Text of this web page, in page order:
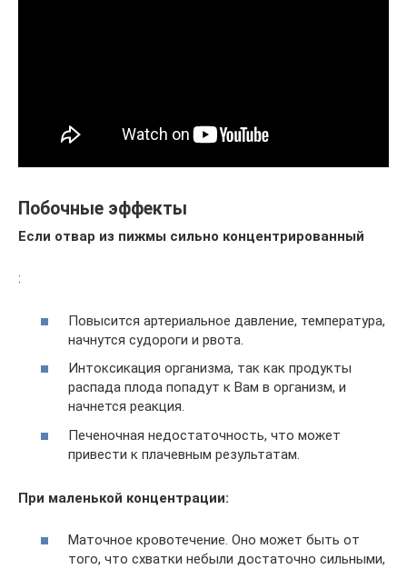
Побочные эффекты
Если отвар из пижмы сильно концентрированный
:
Повысится артериальное давление, температура,
начнутся судороги и рвота.
Интоксикация организма, так как продукты
распада плода попадут к Вам в организм, и
начнется реакция.
Печеночная недостаточность, что может
привести к плачевным результатам.
При маленькой концентрации:
Маточное кровотечение. Оно может быть от
того, что схватки небыли достаточно сильными,